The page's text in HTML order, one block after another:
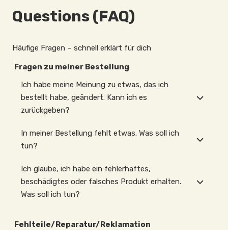
Questions (FAQ)
Häufige Fragen – schnell erklärt für dich
Fragen zu meiner Bestellung
Ich habe meine Meinung zu etwas, das ich
bestellt habe, geändert. Kann ich es
zurückgeben?
In meiner Bestellung fehlt etwas. Was soll ich
tun?
Ich glaube, ich habe ein fehlerhaftes,
beschädigtes oder falsches Produkt erhalten.
Was soll ich tun?
Fehlteile/Reparatur/Reklamation